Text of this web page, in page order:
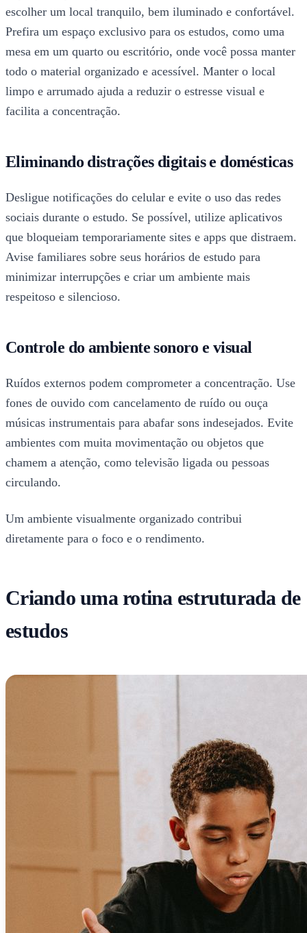
escolher um local tranquilo, bem iluminado e confortável.
Prefira um espaço exclusivo para os estudos, como uma
mesa em um quarto ou escritório, onde você possa manter
todo o material organizado e acessível. Manter o local
limpo e arrumado ajuda a reduzir o estresse visual e
facilita a concentração.
Eliminando distrações digitais e domésticas
Desligue notificações do celular e evite o uso das redes
sociais durante o estudo. Se possível, utilize aplicativos
que bloqueiam temporariamente sites e apps que distraem.
Avise familiares sobre seus horários de estudo para
minimizar interrupções e criar um ambiente mais
respeitoso e silencioso.
Controle do ambiente sonoro e visual
Ruídos externos podem comprometer a concentração. Use
fones de ouvido com cancelamento de ruído ou ouça
músicas instrumentais para abafar sons indesejados. Evite
ambientes com muita movimentação ou objetos que
chamem a atenção, como televisão ligada ou pessoas
circulando.
Um ambiente visualmente organizado contribui
diretamente para o foco e o rendimento.
Criando uma rotina estruturada de
estudos